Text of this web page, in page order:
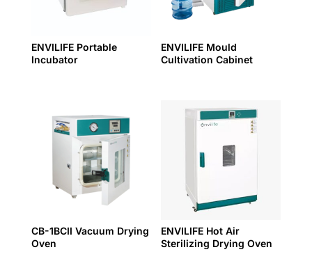
ENVILIFE Portable
Incubator
ENVILIFE Mould
Cultivation Cabinet
CB-1BCII Vacuum Drying
Oven
ENVILIFE Hot Air
Sterilizing Drying Oven